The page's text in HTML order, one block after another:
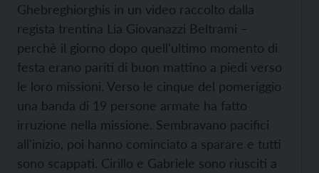
Ghebreghiorghis in un video raccolto dalla
regista trentina Lia Giovanazzi Beltrami –
perchè il giorno dopo quell'ultimo momento di
festa erano pariti di buon mattino a piedi verso
le loro missioni. Verso le cinque del pomeriggio
una banda di 19 persone armate ha fatto
irruzione nella missione. Sembravano pacifici
all'inizio, poi hanno cominciato a sparare e tutti
sono scappati. Cirillo e Gabriele sono riusciti a